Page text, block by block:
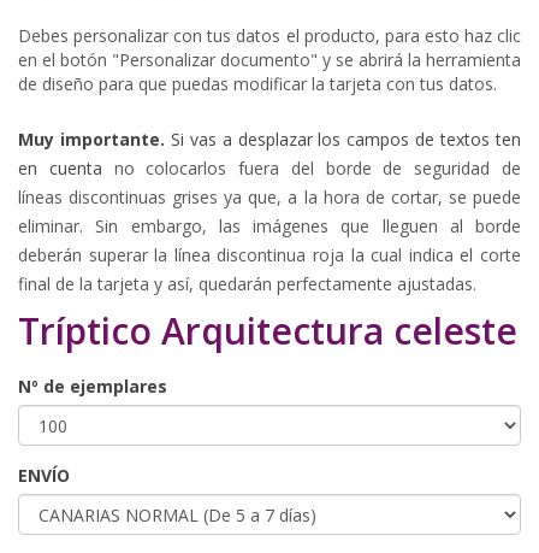
Debes personalizar con tus datos el producto, para esto haz clic
en el botón "Personalizar documento" y se abrirá la herramienta
de diseño para que puedas modificar la tarjeta con tus datos.
Muy importante. Si vas a desplazar los campos de textos ten
en cuenta no colocarlos fuera del borde de seguridad de
líneas discontinuas grisesya que, a la hora de cortar, se puede
eliminar. Sin embargo, las imágenes que lleguen al borde
deberán superar la línea discontinua roja la cual indica el corte
final de la tarjeta y así, quedarán perfectamente ajustadas.
Tríptico Arquitectura celeste
Nº de ejemplares
ENVÍO